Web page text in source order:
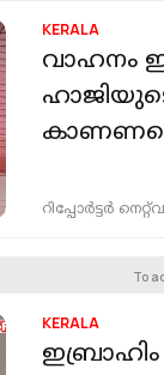
KERALA
വാഹനം
റിപ്പോർട്ടർ
To
KERALA